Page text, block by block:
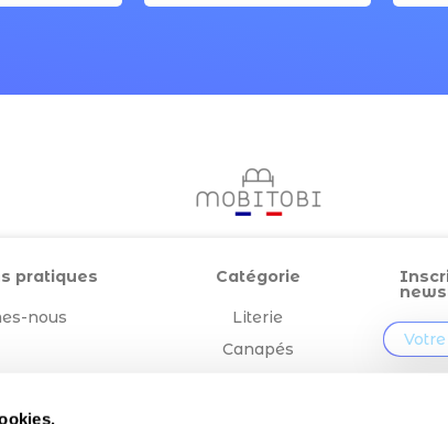
pratiques
nous
Catégorie
Literie
Canapés